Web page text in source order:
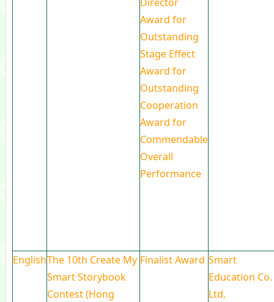
Director
Award for
Outstanding
Stage Effect
Award for
Outstanding
Cooperation
Award for
Commendable
Overall
Performance
EnglishThe 10th Create My
Smart Storybook
Contest (Hong
Finalist Award Smart
Education Co.
Ltd.